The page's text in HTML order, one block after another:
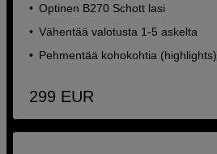
Optinen B270 Schott lasi
Vähentää valotusta 1-5 askelta
Pehmentää kohokohtia (highlights)
299 EUR